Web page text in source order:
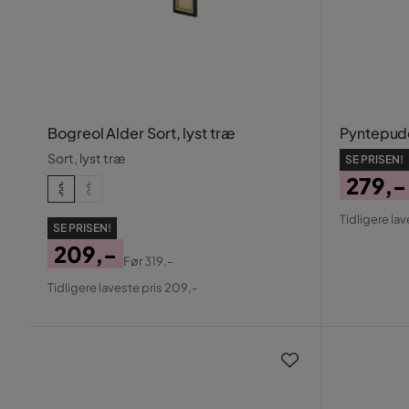
Bogreol Alder Sort, lyst træ
Sort, lyst træ
SE PRISEN!
Pris
209,-
Original
Før319,-
Tidligere laveste pris 209,-
SE PRISEN!
Pris
279,-
Tidligere